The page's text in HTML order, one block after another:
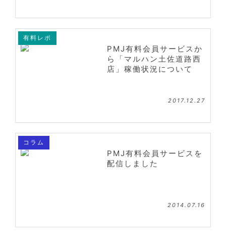
有料レポ
PMJ有料会員サービスか
ら「マルハン土佐道路西
店」稼働状況について
2017.12.27
コラム
PMJ有料会員サービスを
配信しました
2014.07.16